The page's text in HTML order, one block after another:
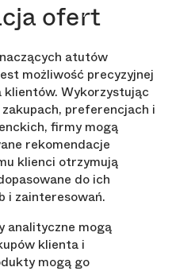
ofert
atutów
możliwość precyzyjnej
Wykorzystując
preferencjach i
firmy mogą
rekomendacje
klienci otrzymują
do ich
i zainteresowań.
analityczne mogą
klienta i
mogą go